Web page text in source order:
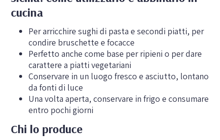
cucina
Per arricchire sughi di pasta e secondi piatti, per
condire bruschette e focacce
Perfetto anche come base per ripieni o per dare
carattere a piatti vegetariani
Conservare in un luogo fresco e asciutto, lontano
da fonti di luce
Una volta aperta, conservare in frigo e consumare
entro pochi giorni
Chi lo produce